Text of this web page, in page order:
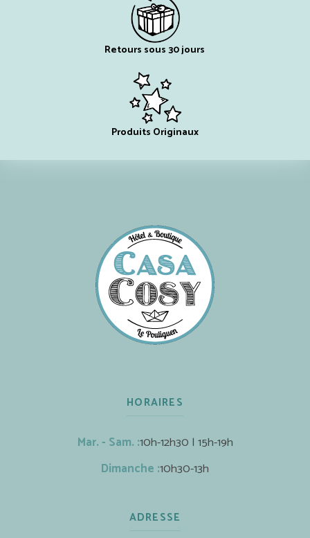
Retours sous 30 jours
Produits Originaux
HORAIRES
Mar. - Sam. :10h-12h30 | 15h-19h
Dimanche :10h30-13h
ADRESSE